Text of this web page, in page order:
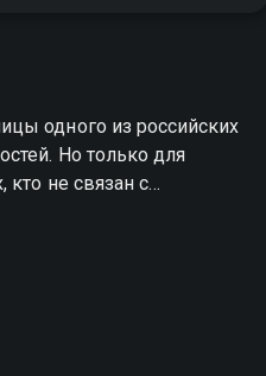
одного из российских
Но только для
не связан с
любой больницы с
Врачебная тайна
в хорошем HD